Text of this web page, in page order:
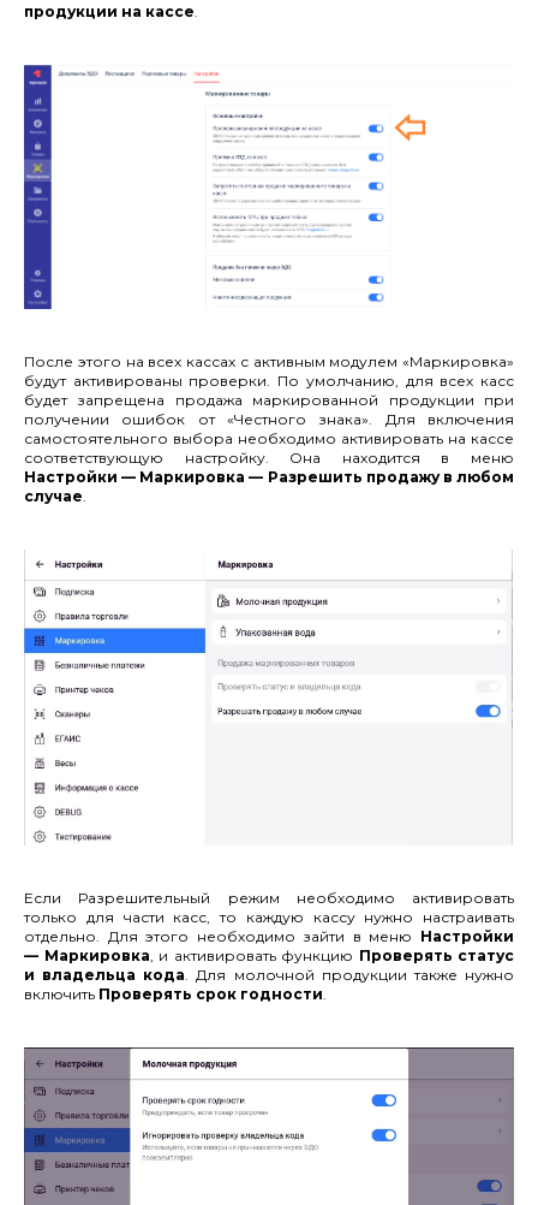
продукции на кассе.
После этого на всех кассах с активным модулем «Маркировка»
будут активированы проверки. По умолчанию, для всех касс
будет запрещена продажа маркированной продукции при
получении ошибок от «Честного знака». Для включения
самостоятельного выбора необходимо активировать на кассе
соответствующую настройку. Она находится в меню
Настройки — Маркировка — Разрешить продажу в любом
случае.
Если Разрешительный режим необходимо активировать
только для части касс, то каждую кассу нужно настраивать
отдельно. Для этого необходимо зайти в меню Настройки
— Маркировка , и активировать функцию Проверять статус
и владельца кода . Для молочной продукции также нужно
включить Проверять срок годности